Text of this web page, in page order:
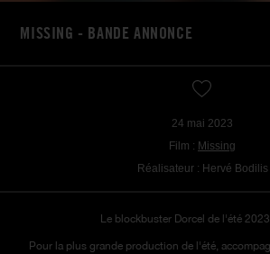
MISSING - BANDE ANNONCE
24 mai 2023
Film : Missing
Réalisateur : Hervé Bodilis
Le blockbuster Dorcel de l'été
Pour la plus grande production de l'été,